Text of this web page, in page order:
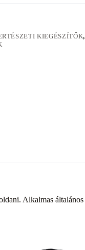
KIEGÉSZÍTŐK,
Alkalmas általános